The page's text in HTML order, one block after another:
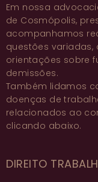
Em nossa
de Cosmópolis,
acompanhamos
questões variadas,
orientações sobre
demissões.
Também lidamos
doenças de
relacionados ao
clicando abaixo.
DIREITO